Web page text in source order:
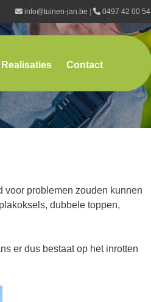
info@tuinen-jan.be 0497 42 00 54
Realisaties Contact
voor problemen zouden kunnen
dubbele toppen,
er dus bestaat op het inrotten